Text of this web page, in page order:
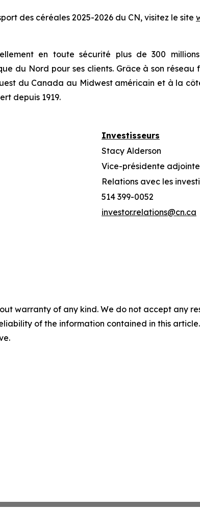
des céréales 2025-2026 du CN, visitez le site
en toute sécurité plus de 300
du Nord pour ses clients. Grâce à son
du Canada au Midwest américain et à la
depuis 1919.
Investisseurs
Stacy Alderson
Vice-présidente adjointe
Relations avec les
514 399-0052
investor.relations@cn.ca
warranty of any kind. We do not accept any
of the information contained in this